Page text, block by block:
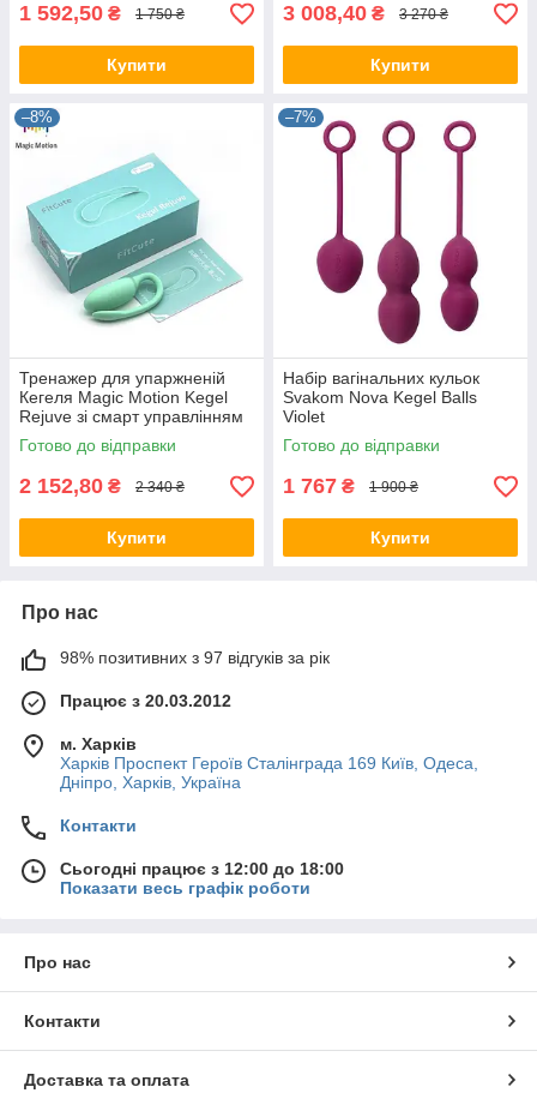
1 592,50 ₴ 1 750 ₴
Купити
3 008,40 ₴ 3 270 ₴
Купити
–8%
Тренажер для упаржненій
Кегеля Magic Motion Kegel
Rejuve зі смарт управлінням
Готово до відправки
2 152,80 ₴ 2 340 ₴
Купити
–7%
Набір вагінальних кульок
Svakom Nova Kegel Balls
Violet
Готово до відправки
1 767 ₴ 1 900 ₴
Купити
Про нас
98% позитивних з 97 відгуків за рік
Працює з 20.03.2012
м. Харків
Харків Проспект Героїв Сталінграда 169 Київ, Одеса,
Дніпро, Харків, Україна
Контакти
Сьогодні працює з 12:00 до 18:00
Показати весь графік роботи
Про нас
Контакти
Доставка та оплата